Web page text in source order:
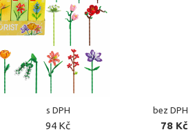
s DPH bez DPH
94 Kč 78 Kč